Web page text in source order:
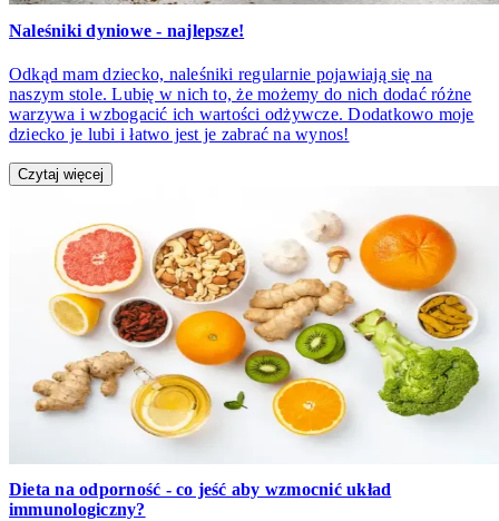
Naleśniki dyniowe - najlepsze!
Odkąd mam dziecko, naleśniki regularnie pojawiają się na
naszym stole. Lubię w nich to, że możemy do nich dodać różne
warzywa i wzbogacić ich wartości odżywcze. Dodatkowo moje
dziecko je lubi i łatwo jest je zabrać na wynos!
Czytaj więcej
Dieta na odporność - co jeść aby wzmocnić układ
immunologiczny?